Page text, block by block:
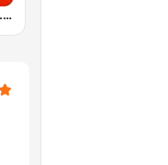
Радио1Rock 98.3 FM ( Radio 1 Rock )